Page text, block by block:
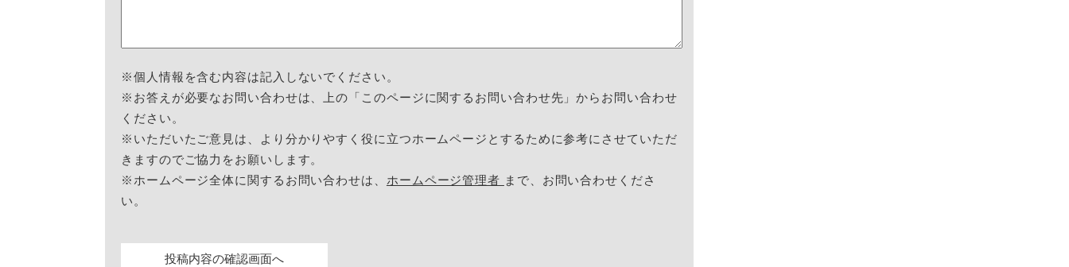
※個人情報を含む内容は記入しないでください。
※お答えが必要なお問い合わせは、上の「このページに関するお問い合わせ先」からお問い合わせ
ください。
※いただいたご意見は、より分かりやすく役に立つホームページとするために参考にさせていただ
きますのでご協力をお願いします。
※ホームページ全体に関するお問い合わせは、 ホームページ管理者 まで、お問い合わせくださ
い。